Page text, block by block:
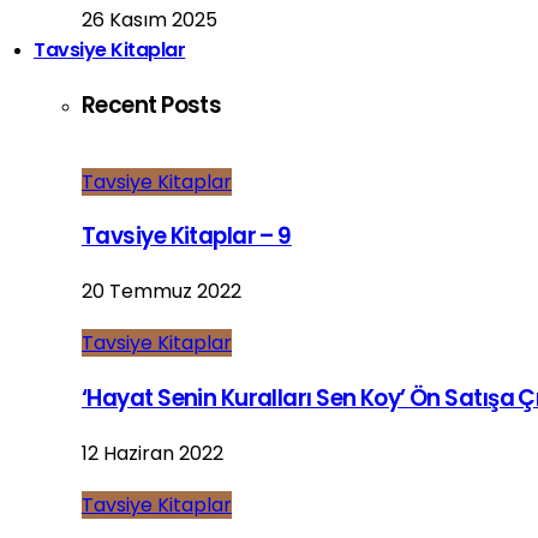
26 Kasım 2025
Tavsiye Kitaplar
Recent Posts
Tavsiye Kitaplar
Tavsiye Kitaplar – 9
20 Temmuz 2022
Tavsiye Kitaplar
‘Hayat Senin Kuralları Sen Koy’ Ön Satışa
12 Haziran 2022
Tavsiye Kitaplar